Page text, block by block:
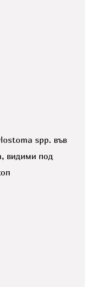
spp. във
видими под